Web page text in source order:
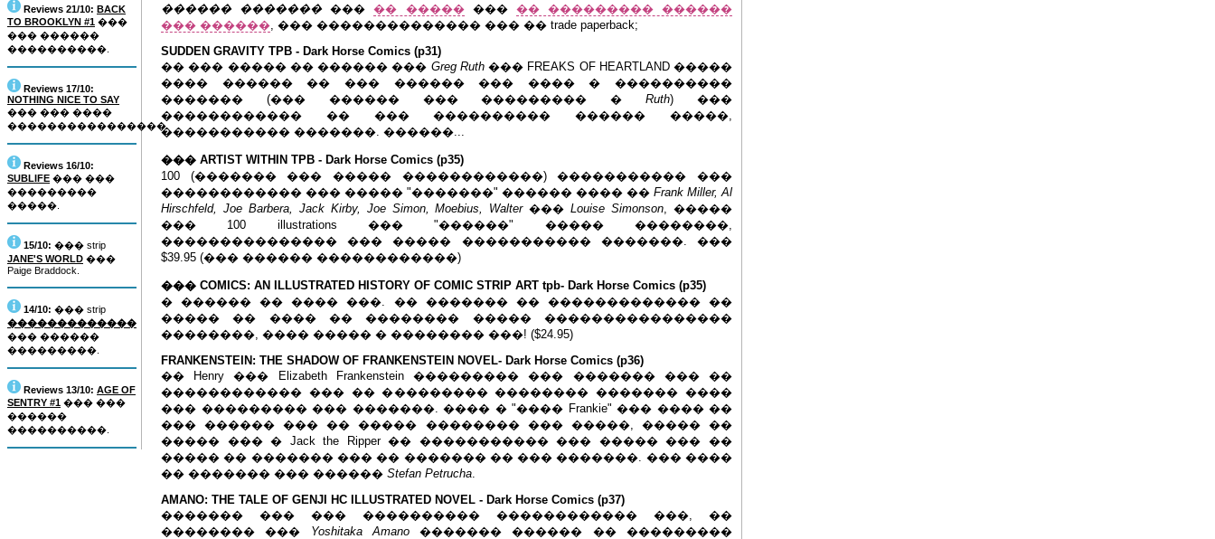
Reviews 21/10: BACK
TO BROOKLYN #1 ���
��� ������
����������.
Reviews 17/10:
NOTHING NICE TO SAY
��� ��� ����
����������������.
Reviews 16/10:
SUBLIFE ��� ���
���������
�����.
15/10: ��� strip
JANE'S WORLD ���
Paige Braddock.
14/10: ��� strip
�������������
��� ������
���������.
Reviews 13/10: AGE OF
SENTRY #1 ��� ���
������
����������.
������ ������������ �������� �� ��������� ������
��� ������, ��� �������������� ��� �� trade paperback;
SUDDEN GRAVITY TPB - Dark Horse Comics (p31)
�� ��� ����� �� ������ ��� Greg Ruth��� FREAKS OF HEARTLAND �����
���� ������ �� ��� ������ ��� ���� � ����������
������� (��� ������ ��� ��������� �Ruth) ���
������������ �� ��� ���������� ������ �����,
����������� �������. ������...
��� ARTIST WITHIN TPB - Dark Horse Comics (p35)
100 (������� ��� ����� ������������) ����������� ���
������������ ��� ����� "�������" ������ ���� �� Frank Miller, Al
Hirschfeld, Joe Barbera, Jack Kirby, Joe Simon, Moebius, Walter���Louise Simonson, �����
��� 100 illustrations ��� "������" ����� ��������,
��������������� ��� ����� ����������� �������. ���
$39.95 (��� ������ ������������)
��� COMICS: AN ILLUSTRATED HISTORY OF COMIC STRIP ART tpb- Dark Horse Comics (p35)
� ������ �� ���� ���. �� ������� �� ������������� ��
����� �� ���� �� �������� ����� ����������������
��������, ���� ����� � �������� ���! ($24.95)
FRANKENSTEIN: THE SHADOW OF FRANKENSTEIN NOVEL- Dark Horse Comics (p36)
�� Henry ��� Elizabeth Frankenstein ��������� ��� ������� ��� ��
������������ ��� �� ��������� �������� ������� ����
��� ��������� ��� �������. ���� � "���� Frankie" ��� ���� ��
��� ������ ��� �� ����� �������� ��� �����, ����� ��
����� ��� � Jack the Ripper �� ����������� ��� ����� ��� ��
����� �� ������� ��� �� ������� �� ��� �������. ��� ����
�� ������� ��� ������ Stefan Petrucha.
AMANO: THE TALE OF GENJI HC ILLUSTRATED NOVEL - Dark Horse Comics (p37)
������� ��� ��� ���������� ������������ ���, ��
�������� ��� Yoshitaka Amano������� ������ �� ���������